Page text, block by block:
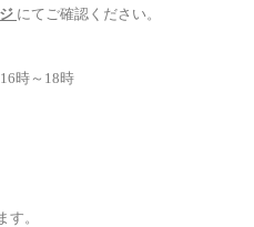
にてご確認ください。
時～18時
。